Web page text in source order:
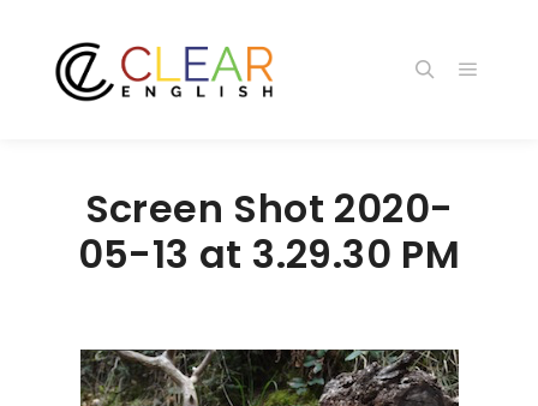
Screen Shot 2020-
05-13 at 3.29.30 PM